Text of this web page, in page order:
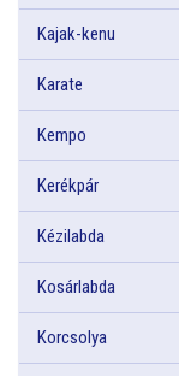
Kajak-kenu
Karate
Kempo
Kerékpár
Kézilabda
Kosárlabda
Korcsolya